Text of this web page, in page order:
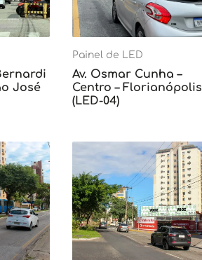
José
Painel de LED
Av. Osmar Cunha –
Centro – Florianópolis
(LED-04)